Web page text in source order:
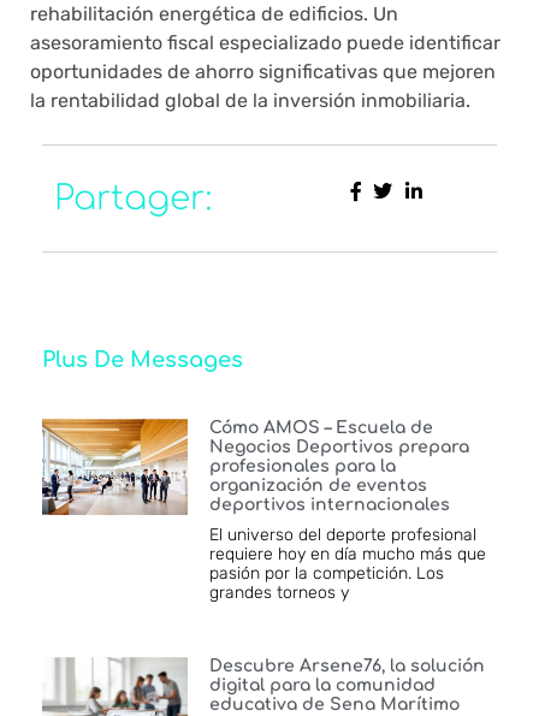
rehabilitación energética de edificios. Un
asesoramiento fiscal especializado puede identificar
oportunidades de ahorro significativas que mejoren
la rentabilidad global de la inversión inmobiliaria.
Partager:
Plus De Messages
Cómo AMOS – Escuela de
Negocios Deportivos prepara
profesionales para la
organización de eventos
deportivos internacionales
El universo del deporte profesional
requiere hoy en día mucho más que
pasión por la competición. Los
grandes torneos y
Descubre Arsene76, la solución
digital para la comunidad
educativa de Sena Marítimo